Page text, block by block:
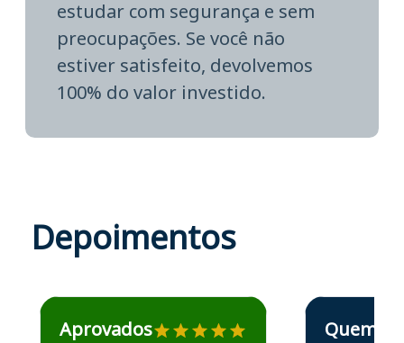
estudar com segurança e sem
preocupações. Se você não
estiver satisfeito, devolvemos
100% do valor investido.
Depoimentos
Estudante José recomenda o Aprova Concursos em
Aprovados
Estudante Elais
Quem